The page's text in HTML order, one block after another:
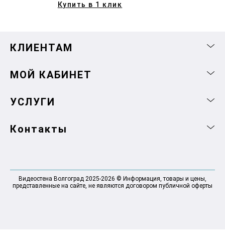
Купить в 1 клик
КЛИЕНТАМ
МОЙ КАБИНЕТ
УСЛУГИ
Контакты
Видеостена Волгоград 2025-2026 © Информация, товары и цены,
представленные на сайте, не являются договором публичной оферты